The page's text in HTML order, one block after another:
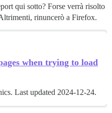
qui sotto? Forse verrà risolto
rinuncerò a Firefox.
when trying to load
Last updated 2024-12-24.